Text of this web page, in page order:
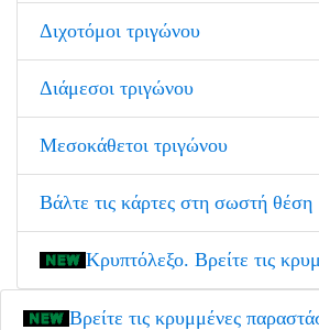
Διχοτόμοι τριγώνου
Διάμεσοι τριγώνου
Μεσοκάθετοι τριγώνου
Βάλτε τις κάρτες στη σωστή θέση
Κρυπτόλεξο. Βρείτε τις
Βρείτε τις κρυμμένες